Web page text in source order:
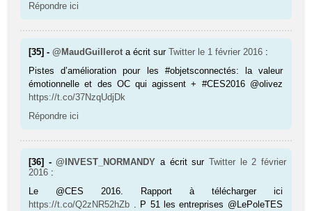
Répondre ici
[35] -@MaudGuillerot a écrit surTwitter le 1 février 2016 :
Pistes d’amélioration pour les #objetsconnectés: la valeur
émotionnelle et des OC qui agissent + #CES2016 @olivez
https://t.co/37NzqUdjDk
Répondre ici
[36] -@INVEST_NORMANDY a écrit sur Twitter le 2 février
2016 :
Le @CES 2016. Rapport à télécharger ici
https://t.co/Q2zNR52hZb . P 51 les entreprises @LePoleTES